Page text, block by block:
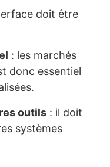
doit être
: les marchés
donc essentiel
outils : il doit
systèmes